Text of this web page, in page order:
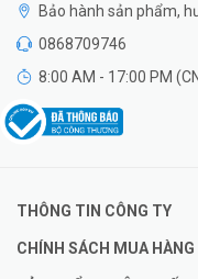
Bảo hành sản phẩm,
0868709746
8:00 AM - 17:00 PM
THÔNG TIN CÔNG TY
CHÍNH SÁCH MUA HÀNG